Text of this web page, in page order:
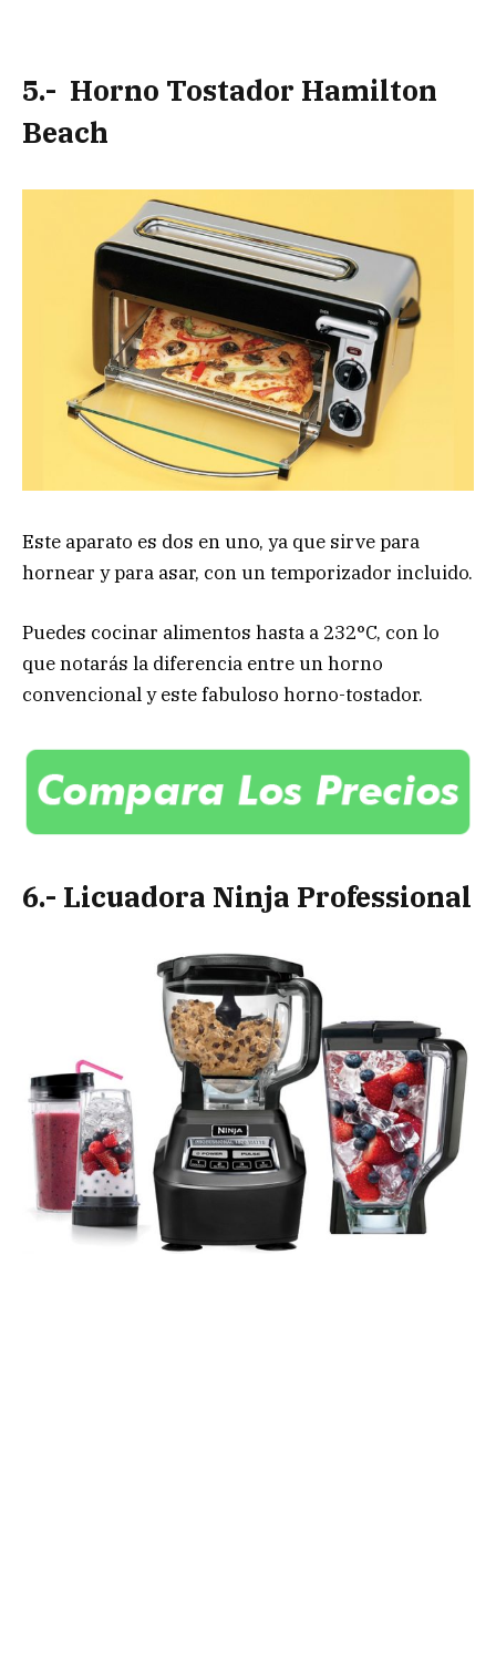
5.- Horno Tostador Hamilton
Beach
Este aparato es dos en uno, ya que sirve para
hornear y para asar, con un temporizador incluido.
Puedes cocinar alimentos hasta a 232°C, con lo
que notarás la diferencia entre un horno
convencional y este fabuloso horno-tostador.
6.- Licuadora Ninja Professional